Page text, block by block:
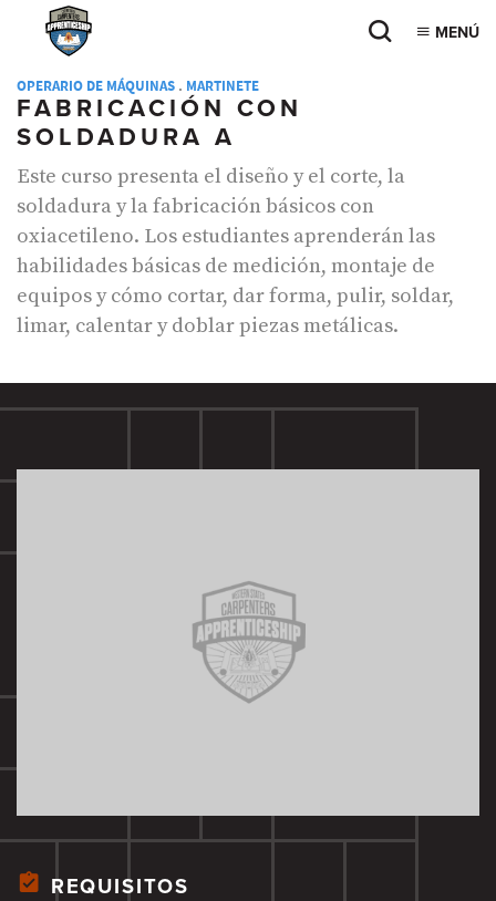
MENÚ
OPERARIO DE MÁQUINAS . MARTINETE
FABRICACIÓN CON
SOLDADURA A
Este curso presenta el diseño y el corte, la
soldadura y la fabricación básicos con
oxiacetileno. Los estudiantes aprenderán las
habilidades básicas de medición, montaje de
equipos y cómo cortar, dar forma, pulir, soldar,
limar, calentar y doblar piezas metálicas.
REQUISITOS